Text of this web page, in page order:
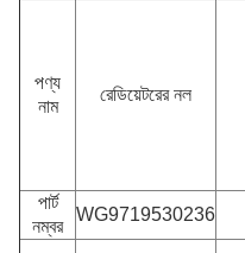
পণ্য
নাম
রেডিয়েটরের নল
পার্ট
নম্বর
WG9719530236